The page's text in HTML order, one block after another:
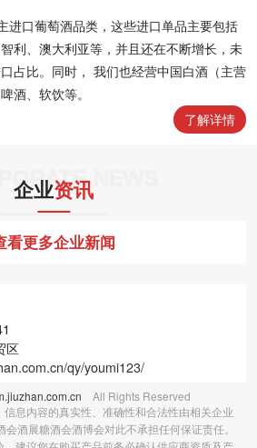
进口葡萄酒品类，这些进口单品主要包括
利、澳大利亚等，并且还在不断增长，未
占比。同时， 我们也经营中国白酒（主营
酒、软饮等。
了解详情
NEWS
企业资讯
看更多企业新闻
区
qy/youmi123/
All Rights Reserved
息内容的真实性、准确性和合法性由相关企业
酒展糖酒会酒博会对此不承担任何保证责任。